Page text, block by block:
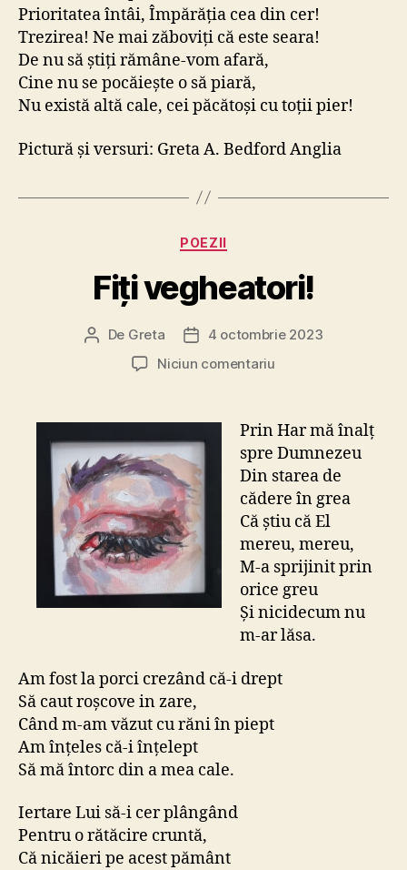
Prioritatea întâi, Împărăția cea din cer!
Trezirea! Ne mai zăboviți că este seara!
De nu să știți rămâne-vom afară,
Cine nu se pocăiește o să piară,
Nu există altă cale, cei păcătoși cu toții pier!
Pictură și versuri: Greta A. Bedford Anglia
Categorii
POEZII
Fiți vegheatori!
Autor
De Greta
Dată4 octombrie 2023
Niciun comentariula
Prin Har mă înalț
spre Dumnezeu
Din starea de
cădere în grea
Că știu că El
mereu, mereu,
M-a sprijinit prin
orice greu
Și nicidecum nu
m-ar lăsa.
Am fost la porci crezând că-i drept
Să caut roșcove in zare,
Când m-am văzut cu răni în piept
Am înțeles că-i înțelept
Să mă întorc din a mea cale.
Iertare Lui să-i cer plângând
Pentru o rătăcire cruntă,
Că nicăieri pe acest pământ